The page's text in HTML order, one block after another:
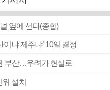
옆에 선다(종합)
이냐 제주냐’ 10일 결정
부산…우려가 현실로
설치